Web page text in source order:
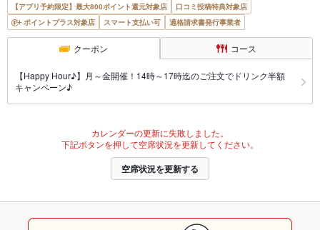
【アプリ予約限定】最大800ポイント還元対象店
口コミ投稿特典対象店
ポイントプラス対象店
スマート支払い可 適格請求書発行事業者
クーポン コース
【Happy Hour♪】月～金開催！14時～17時迄のご注文でドリンク半額
キャンペーン♪
カレンダーの更新に失敗しました。
下記ボタンを押して空席状況を更新してください。
空席状況を更新する